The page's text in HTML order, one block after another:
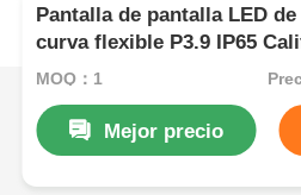
Pantalla de pantalla LED
curva flexible P3.9 IP65
MOQ：1
Mejor precio